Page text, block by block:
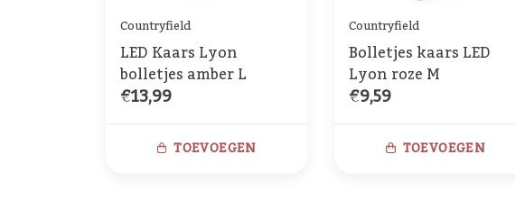
Countryfield
LED Kaars Lyon
bolletjes amber L
€13,99
TOEVOEGEN
Countryfield
Bolletjes kaars LED
Lyon roze M
€9,59
TOEVOEGEN